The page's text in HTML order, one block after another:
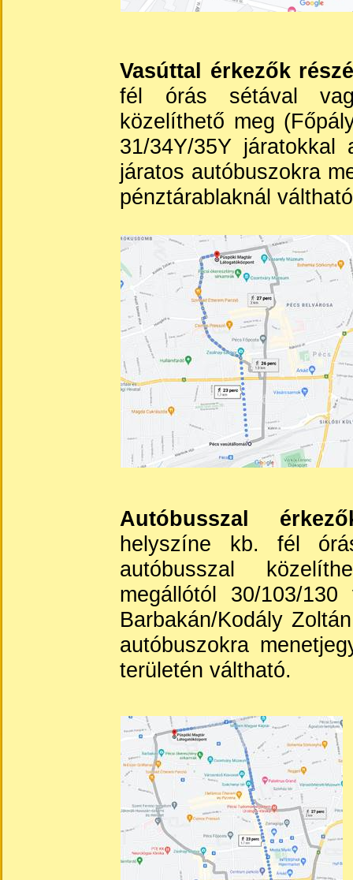
Vasúttal érkezők
fél órás sétával
közelíthető meg
31/34Y/35Y járatokkal
járatos autóbuszokra
pénztárablaknál
Autóbusszal
helyszíne kb. fél
autóbusszal
megállótól 30/103/
Barbakán/Kodály
autóbuszokra
területén váltható.